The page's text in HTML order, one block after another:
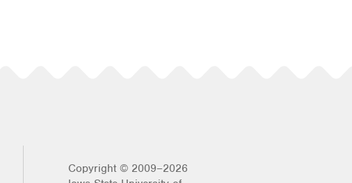
Copyright © 2009–2026